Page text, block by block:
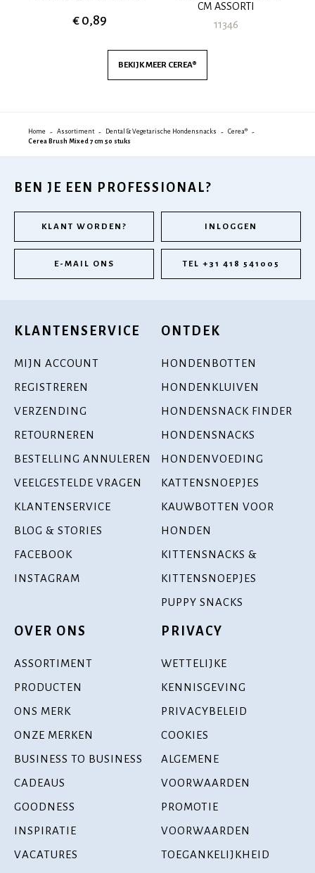
€ 0,89
CM ASSORTI
11346
BEKIJK MEER CEREA®
Home Assortiment Dental & Vegetarische Hondensnacks
Cerea®
Cerea Brush Mixed 7 cm 50 stuks
BEN JE EEN PROFESSIONAL?
KLANT WORDEN? INLOGGEN
E-MAIL ONS TEL +31 418 541005
KLANTENSERVICE
MIJN ACCOUNT
REGISTREREN
VERZENDING
RETOURNEREN
BESTELLING ANNULEREN
VEELGESTELDE VRAGEN
KLANTENSERVICE
BLOG & STORIES
FACEBOOK
INSTAGRAM
ONTDEK
HONDENBOTTEN
HONDENKLUIVEN
HONDENSNACK FINDER
HONDENSNACKS
HONDENVOEDING
KATTENSNOEPJES
KAUWBOTTEN VOOR
HONDEN
KITTENSNACKS &
KITTENSNOEPJES
PUPPY SNACKS
OVER ONS
ASSORTIMENT
PRODUCTEN
ONS MERK
ONZE MERKEN
BUSINESS TO BUSINESS
CADEAUS
GOODNESS
INSPIRATIE
VACATURES
PRIVACY
WETTELIJKE
KENNISGEVING
PRIVACYBELEID
COOKIES
ALGEMENE
VOORWAARDEN
PROMOTIE
VOORWAARDEN
TOEGANKELIJKHEID